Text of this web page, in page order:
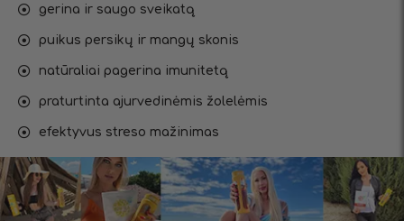
gerina ir saugo sveikatą
puikus persikų ir mangų skonis
natūraliai pagerina imunitetą
praturtinta ajurvedinėmis žolelėmis
efektyvus streso mažinimas